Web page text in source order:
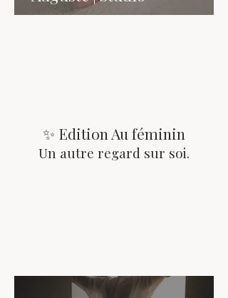
✨ Edition Au féminin
Un autre regard sur soi.